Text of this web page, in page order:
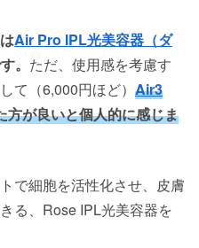
はAir Pro IPL光美容器（ダ
。 ただ、使用感を考慮す
て（6,000円ほど） Air3
方が良いと個人的に感じま
で細胞を活性化させ、皮膚
る、Rose IPL光美容器を